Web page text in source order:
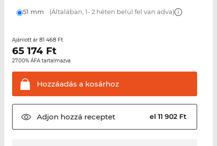
51 mm (Általában, 1- 2 héten belül fel van adva)
Ajánlott ár 81 468 Ft
65 174Ft
27.00% ÁFA tartalmazva
Hozzáadás a kosárhoz
Adjon hozzá receptet el 11 902 Ft